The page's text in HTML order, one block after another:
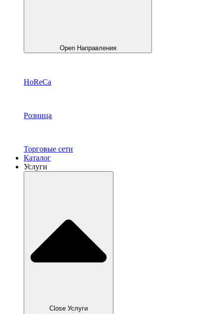
Open Направления
HoReCa
Розница
Торговые сети
Каталог
Услуги
Close Услуги